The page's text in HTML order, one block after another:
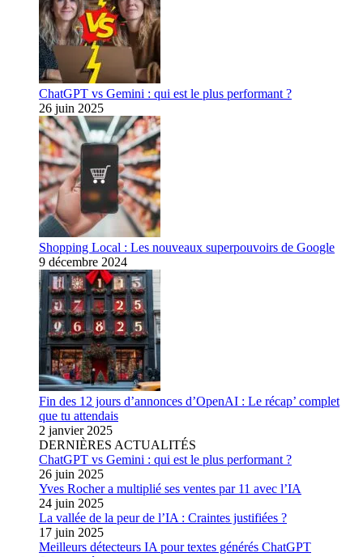
ChatGPT vs Gemini : qui est le plus performant ?
26 juin 2025
Shopping Local : Les nouveaux superpouvoirs de Google
9 décembre 2024
Fin des 12 jours d’annonces d’OpenAI : Le récap’ complet
que tu attendais
2 janvier 2025
DERNIÈRES ACTUALITÉS
ChatGPT vs Gemini : qui est le plus performant ?
26 juin 2025
Yves Rocher a multiplié ses ventes par 11 avec l’IA
24 juin 2025
La vallée de la peur de l’IA : Craintes justifiées ?
17 juin 2025
Meilleurs détecteurs IA pour textes générés ChatGPT